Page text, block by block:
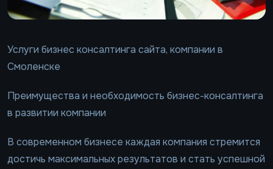
Услуги бизнес консалтинга сайта, компании в
Смоленске
Преимущества и необходимость бизнес-консалтинга
в развитии компании
В современном бизнесе каждая компания стремится
достичь максимальных результатов и стать успешной